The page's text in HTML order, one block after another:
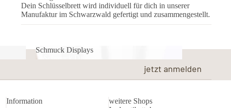
Schmuck Displays
Schmuck Displays
Dein Schlüsselbrett wird individuell für dich in unserer
Manufaktur im Schwarzwald gefertigt und zusammengestellt.
jetzt anmelden
Information
weitere Shops